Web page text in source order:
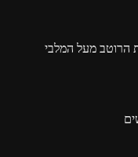
הרוטב מעל המלבי